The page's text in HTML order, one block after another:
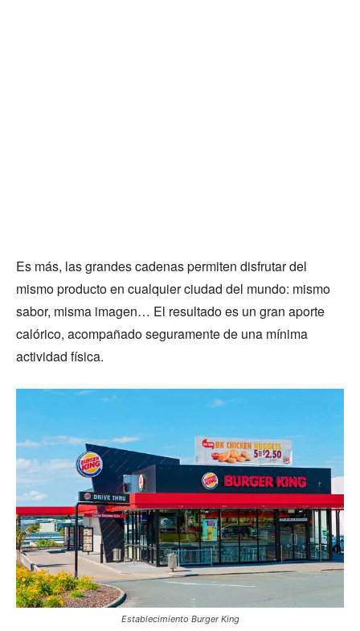
Es más, las grandes cadenas permiten disfrutar del
mismo producto en cualquier ciudad del mundo: mismo
sabor, misma imagen… El resultado es un gran aporte
calórico, acompañado seguramente de una mínima
actividad física.
Establecimiento Burger King